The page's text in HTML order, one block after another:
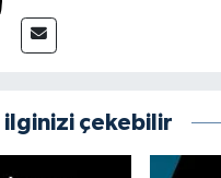
ilginizi çekebilir